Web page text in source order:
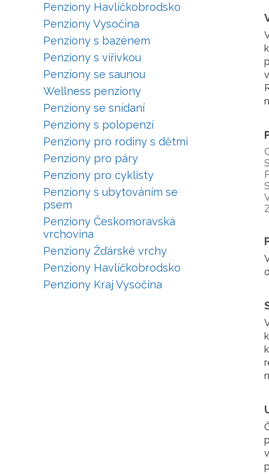
Penziony Havlíčkobrodsko
Penziony Vysočina
Penziony s bazénem
Penziony s vířivkou
Penziony se saunou
Wellness penziony
Penziony se snídaní
Penziony s polopenzí
Penziony pro rodiny s dětmi
Penziony pro páry
Penziony pro cyklisty
Penziony s ubytováním se
psem
Penziony Českomoravská
vrchovina
Penziony Žďárské vrchy
Penziony Havlíčkobrodsko
Penziony Kraj Vysočina